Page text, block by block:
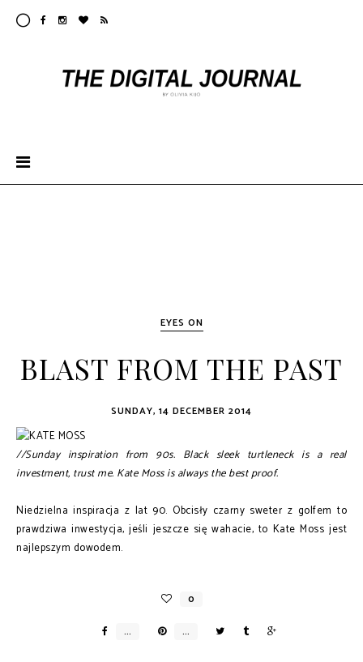
EYES ON
BLAST FROM THE PAST
SUNDAY, 14 DECEMBER 2014
//Sunday inspiration from 90s. Black sleek turtleneck is a real
investment, trust me. Kate Moss is always the best proof.
Niedzielna inspiracja z lat 90. Obcisły czarny sweter z golfem to
prawdziwa inwestycja, jeśli jeszcze się wahacie, to Kate Moss jest
najlepszym dowodem.